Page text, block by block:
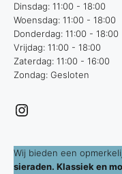
Dinsdag: 11:00 - 18:00
Woensdag: 11:00 - 18:00
Donderdag: 11:00 - 18:00
Vrijdag: 11:00 - 18:00
Zaterdag: 11:00 - 16:00
Zondag: Gesloten
Instagram
Wij bieden een
sieraden. Klassiek en